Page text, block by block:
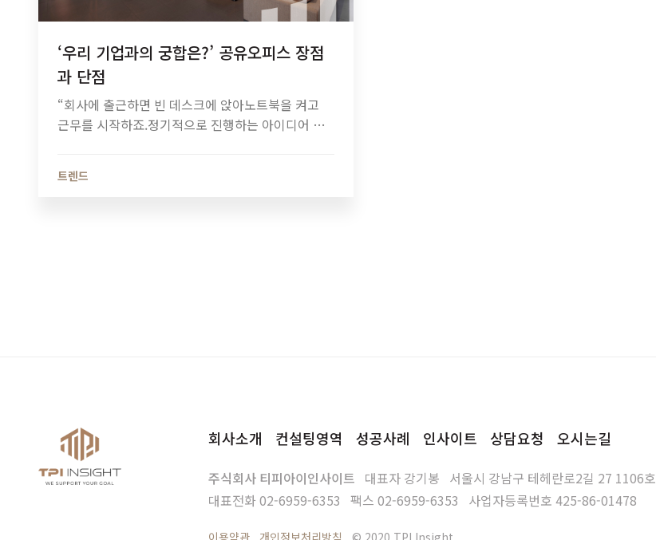
‘우리 기업과의 궁합은?’ 공유오피스 장점
과 단점
“회사에 출근하면 빈 데스크에 앉아노트북을 켜고
근무를 시작하죠.정기적으로 진행하는 아이디어 회
동료들과즐거운 시간을 보내기도 해요.무한으로 즐
트렌드
회사소개 컨설팅영역 성공사례 인사이트 상담요청 오시는길
주식회사 티피아이인사이트 대표자 강기봉 서울시 강남구 테헤란로2길 27 1106호
대표전화02-6959-6353 팩스 02-6959-6353 사업자등록번호 425-86-01478
이용약관 개인정보처리방침 © 2020 TPI Insight